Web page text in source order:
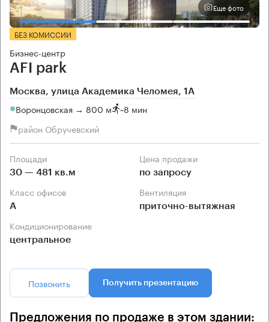
Еще фото
БЕЗ КОМИССИИ
Бизнес-центр
AFI park
Москва, улица Академика Челомея, 1А
Воронцовская → 800 м ~8 мин
район Обручевский
Площади
30 — 481 кв.м
Цена продажи
по запросу
Класс офисов
А
Вентиляция
приточно-вытяжная
Кондиционирование
центральное
Позвонить Получить презентацию
Предложения по продаже в этом здании: